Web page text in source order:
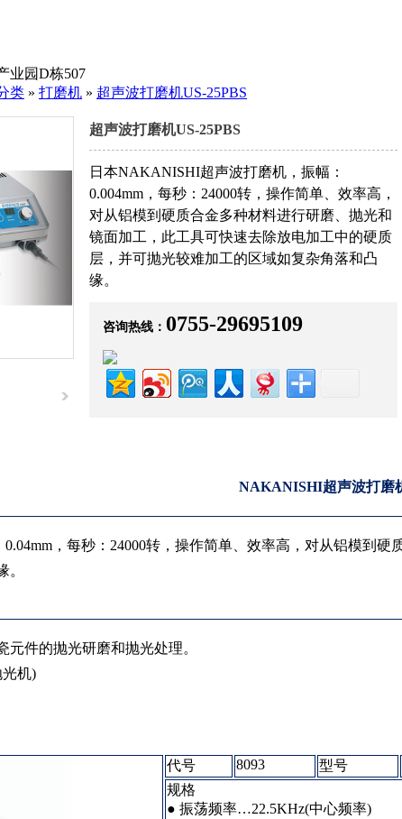
业园D栋507
类 » 打磨机 » 超声波打磨机US-25PBS
超声波打磨机US-25PBS
日本NAKANISHI超声波打磨机，振幅：
0.004mm，每秒：24000转，操作简单、效率高，
对从铝模到硬质合金多种材料进行研磨、抛光和
镜面加工，此工具可快速去除放电加工中的硬质
层，并可抛光较难加工的区域如复杂角落和凸
缘。
咨询热线： 0755-29695109
NAKANISHI超声波打磨
，每秒：24000转，操作简单、效率高，对从铝模到
。
件的抛光研磨和抛光处理。
光机)
代号 8093 型号
规格
● 振荡频率…22.5KHz(中心频率)